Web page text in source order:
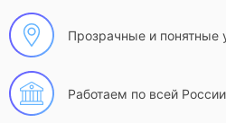
Прозрачные и понятные
Работаем по всей России